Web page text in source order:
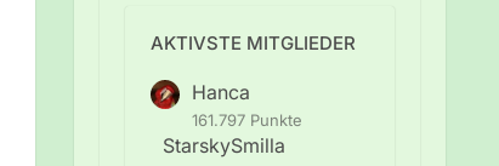
AKTIVSTE MITGLIEDER
Hanca
161.797 Punkte
StarskySmilla